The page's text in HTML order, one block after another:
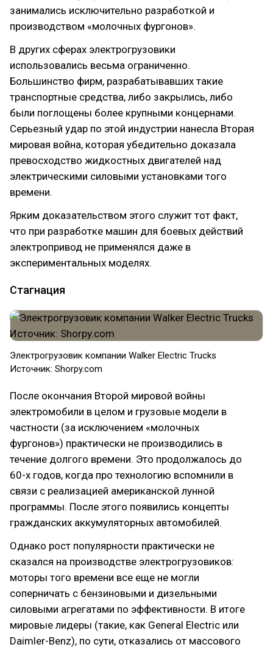
занимались исключительно разработкой и
производством «молочных фургонов».
В других сферах электрогрузовики
использовались весьма ограниченно.
Большинство фирм, разрабатывавших такие
транспортные средства, либо закрылись, либо
были поглощены более крупными концернами.
Серьезный удар по этой индустрии нанесла Вторая
мировая война, которая убедительно доказала
превосходство жидкостных двигателей над
электрическими силовыми установками того
времени.
Ярким доказательством этого служит тот факт,
что при разработке машин для боевых действий
электропривод не применялся даже в
экспериментальных моделях.
Стагнация
Электрогрузовик компании Walker Electric Trucks
Источник: Shorpy.com
После окончания Второй мировой войны
электромобили в целом и грузовые модели в
частности (за исключением «молочных
фургонов») практически не производились в
течение долгого времени. Это продолжалось до
60-х годов, когда про технологию вспомнили в
связи с реализацией американской лунной
программы. После этого появились концепты
гражданских аккумуляторных автомобилей.
Однако рост популярности практически не
сказался на производстве электрогрузовиков:
моторы того времени все еще не могли
соперничать с бензиновыми и дизельными
силовыми агрегатами по эффективности. В итоге
мировые лидеры (такие, как General Electric или
Daimler-Benz), по сути, отказались от массового